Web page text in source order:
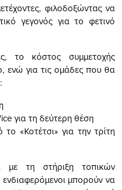
φιλοδοξώντας να
γεγονός για το φετινό
το κόστος συμμετοχής
ενώ για τις ομάδες που θα
για τη δεύτερη θέση
«Κοτέτσι» για την τρίτη
με τη στήριξη τοπικών
μπορούν να